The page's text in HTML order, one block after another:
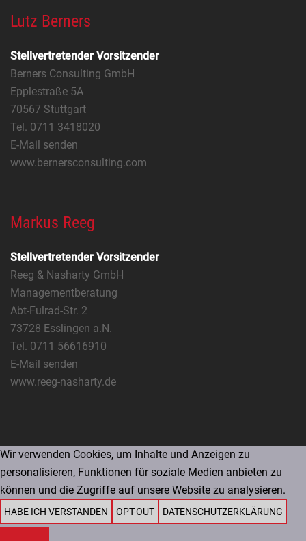
Lutz Berners
Stellvertretender Vorsitzender
Berners Consulting GmbH
Epplestraße 5A
70567 Stuttgart
Tel. 0711 3418020
E-Mail senden
www.bernersconsulting.com
Markus Reeg
Stellvertretender Vorsitzender
Reeg & Nasharty GmbH
Managementberatung
Abt-Fulrad-Str. 2
73728 Esslingen a.N.
Tel. 0711 56616910
E-Mail senden
www.reeg-nasharty.de
Wir verwenden Cookies, um Inhalte und Anzeigen zu
personalisieren, Funktionen für soziale Medien anbieten zu
können und die Zugriffe auf unsere Website zu analysieren.
HABE ICH VERSTANDEN OPT-OUT DATENSCHUTZERKLÄRUNG